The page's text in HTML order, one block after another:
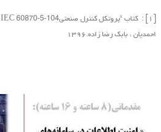
احمدیان ، بابک رضا زاده.۱۳۹۶